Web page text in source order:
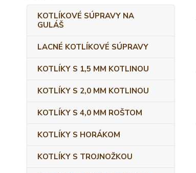
KOTLÍKOVÉ SÚPRAVY NA
GULÁŠ
LACNÉ KOTLÍKOVÉ SÚPRAVY
KOTLÍKY S 1,5 MM KOTLINOU
KOTLÍKY S 2,0 MM KOTLINOU
KOTLÍKY S 4,0 MM ROŠTOM
KOTLÍKY S HORÁKOM
KOTLÍKY S TROJNOŽKOU